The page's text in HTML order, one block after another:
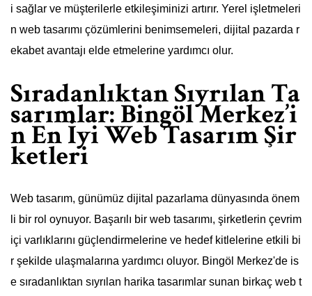
i sağlar ve müşterilerle etkileşiminizi artırır. Yerel işletmeleri
n web tasarımı çözümlerini benimsemeleri, dijital pazarda r
ekabet avantajı elde etmelerine yardımcı olur.
Sıradanlıktan Sıyrılan Ta
sarımlar: Bingöl Merkez’i
n En İyi Web Tasarım Şir
ketleri
Web tasarım, günümüz dijital pazarlama dünyasında önem
li bir rol oynuyor. Başarılı bir web tasarımı, şirketlerin çevrim
içi varlıklarını güçlendirmelerine ve hedef kitlelerine etkili bi
r şekilde ulaşmalarına yardımcı oluyor. Bingöl Merkez'de is
e sıradanlıktan sıyrılan harika tasarımlar sunan birkaç web t